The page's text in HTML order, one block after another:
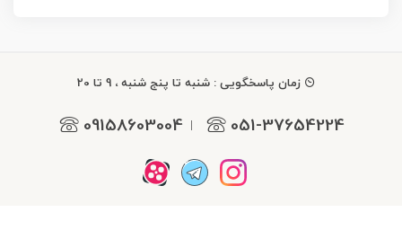
زمان پاسخگویی : شنبه تا پنج شنبه ، 9 تا 20
051-37654224
|
09158603004